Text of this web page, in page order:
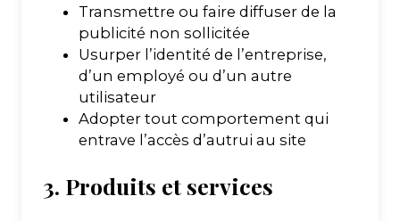
Transmettre ou faire diffuser de la
publicité non sollicitée
Usurper l’identité de l’entreprise,
d’un employé ou d’un autre
utilisateur
Adopter tout comportement qui
entrave l’accès d’autrui au site
3. Produits et services